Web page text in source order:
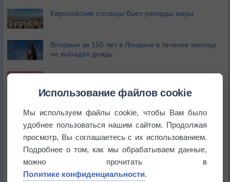
Европейские столицы бьют рекорды жары
Впервые за 155 лет в Лондоне в течение месяца
не выпадал дождь
Лето продолжит щедро раздавать своё тепло!
Погода в Краснодаре 5 августа
Погода в Санкт-Петербурге 5 августа
Использование файлов cookie
Мы используем файлы cookie, чтобы Вам было
удобнее пользоваться нашим сайтом. Продолжая
просмотр, Вы соглашаетесь с их использованием.
Подробнее о том, как мы обрабатываем данные,
можно прочитать в
Политике конфиденциальности.